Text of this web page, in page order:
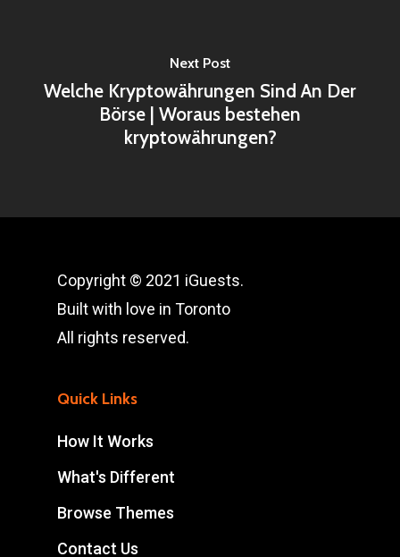
Next Post
Welche Kryptowährungen Sind An Der
Börse | Woraus bestehen
kryptowährungen?
Copyright © 2021 iGuests.
Built with love in Toronto
All rights reserved.
Quick Links
How It Works
What's Different
Browse Themes
Contact Us